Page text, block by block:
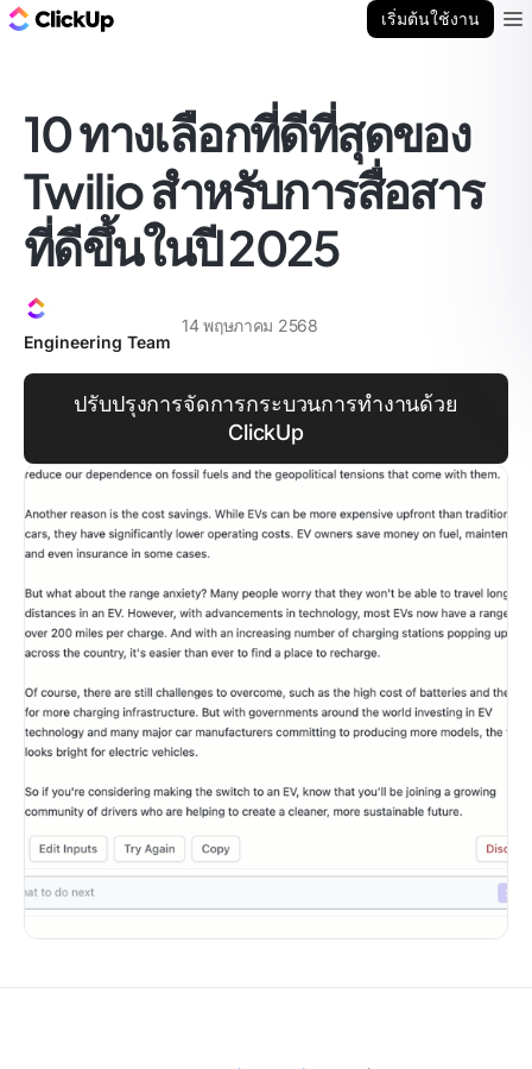
เริ่มต้นใช้งาน
10 ทางเลือกที่ดีที่สุดของ
Twilio สำหรับการสื่อสาร
ที่ดีขึ้นในปี 2025
Engineering Team
14 พฤษภาคม 2568
ปรับปรุงการจัดการกระบวนการทำงานด้วย
ClickUp